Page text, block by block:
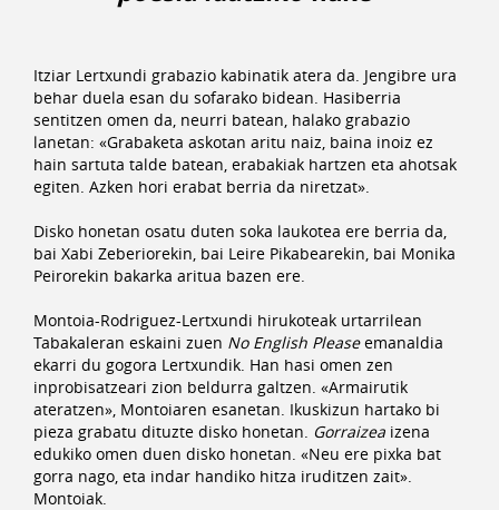
Itziar Lertxundi grabazio kabinatik atera da. Jengibre ura
behar duela esan du sofarako bidean. Hasiberria
sentitzen omen da, neurri batean, halako grabazio
lanetan: «Grabaketa askotan aritu naiz, baina inoiz ez
hain sartuta talde batean, erabakiak hartzen eta ahotsak
egiten. Azken hori erabat berria da niretzat».
Disko honetan osatu duten soka laukotea ere berria da,
bai Xabi Zeberiorekin, bai Leire Pikabearekin, bai Monika
Peirorekin bakarka aritua bazen ere.
Montoia-Rodriguez-Lertxundi hirukoteak urtarrilean
Tabakaleran eskaini zuen No English Pleaseemanaldia
ekarri du gogora Lertxundik. Han hasi omen zen
inprobisatzeari zion beldurra galtzen. «Armairutik
ateratzen», Montoiaren esanetan. Ikuskizun hartako bi
pieza grabatu dituzte disko honetan. Gorraizea izena
edukiko omen duen disko honetan. «Neu ere pixka bat
gorra nago, eta indar handiko hitza iruditzen zait».
Montoiak.